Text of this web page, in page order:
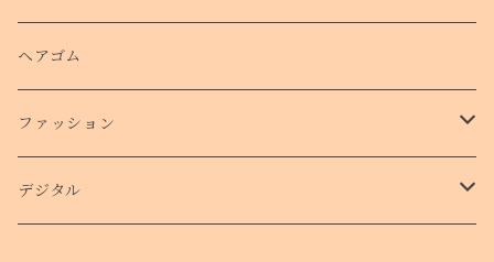
スマホリング
ショルダー付きケース
ステッカー
パスケース
ヘアゴム
ファッション
Ｔシャツ
デジタル